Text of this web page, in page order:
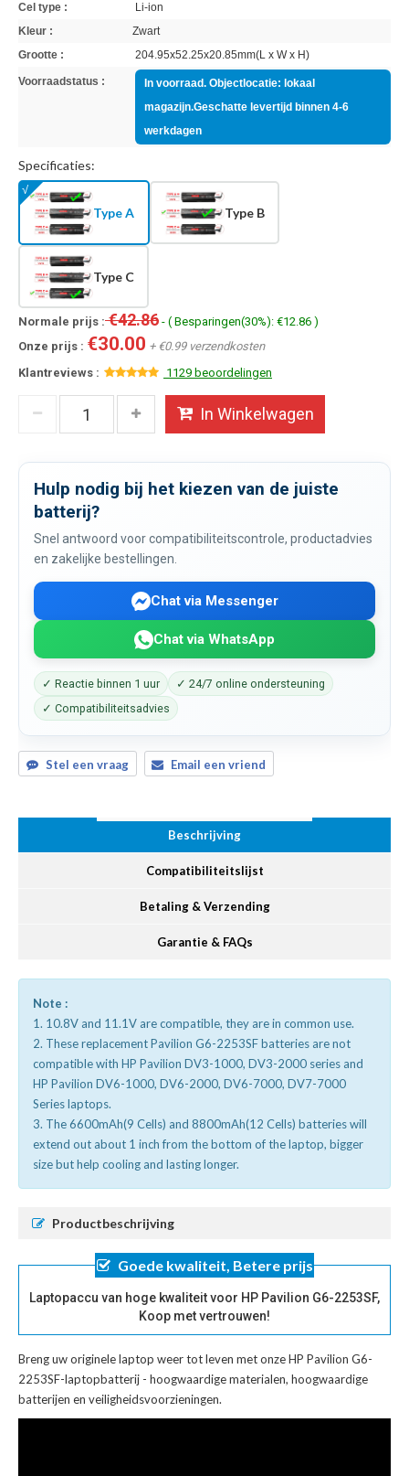
Cel type :
Li-ion
Kleur :
Zwart
Grootte :
204.95x52.25x20.85mm(L x W x H)
Voorraadstatus :
In voorraad. Objectlocatie: lokaal
magazijn.Geschatte levertijd binnen 4-6
werkdagen
Specificaties:
Type A Type B
Type C
Normale prijs :€42.86 - ( Besparingen(30%): €12.86 )
Onze prijs : €30.00 + €0.99 verzendkosten
Klantreviews :
1129 beoordelingen
In Winkelwagen
Hulp nodig bij het kiezen van de juiste
batterij?
Snel antwoord voor compatibiliteitscontrole, productadvies
en zakelijke bestellingen.
Chat via Messenger
Chat via WhatsApp
✓ Reactie binnen 1 uur
✓ 24/7 online ondersteuning
✓ Compatibiliteitsadvies
Stel een vraag Email een vriend
Beschrijving
Compatibiliteitslijst
Betaling & Verzending
Garantie & FAQs
Note :
1. 10.8V and 11.1V are compatible, they are in common use.
2. These replacement Pavilion G6-2253SF batteries are not
compatible with HP Pavilion DV3-1000, DV3-2000 series and
HP Pavilion DV6-1000, DV6-2000, DV6-7000, DV7-7000
Series laptops.
3. The 6600mAh(9 Cells) and 8800mAh(12 Cells) batteries will
extend out about 1 inch from the bottom of the laptop, bigger
size but help cooling and lasting longer.
Productbeschrijving
Goede kwaliteit, Betere prijs
Laptopaccu van hoge kwaliteit voor HP Pavilion G6-2253SF,
Koop met vertrouwen!
Breng uw originele laptop weer tot leven met onzeHP Pavilion G6-
2253SF-laptopbatterij - hoogwaardige materialen, hoogwaardige
batterijen en veiligheidsvoorzieningen.